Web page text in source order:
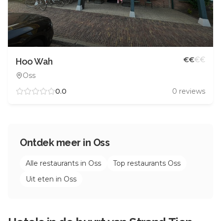
Hoo Wah
Oss
€€€€
0.0 0 reviews
Ontdek meer in Oss
Alle restaurants in Oss Top restaurants Oss
Uit eten in Oss